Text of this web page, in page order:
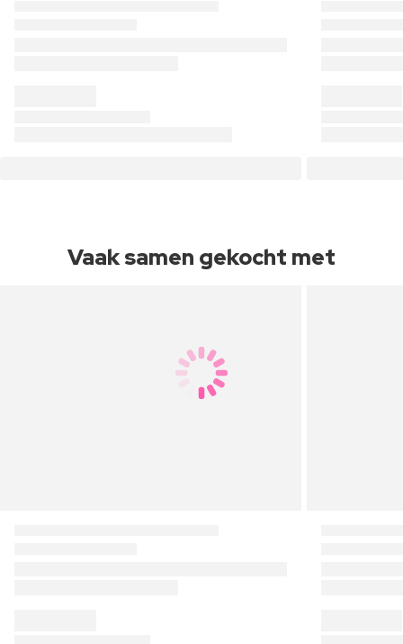
Vaak samen gekocht met